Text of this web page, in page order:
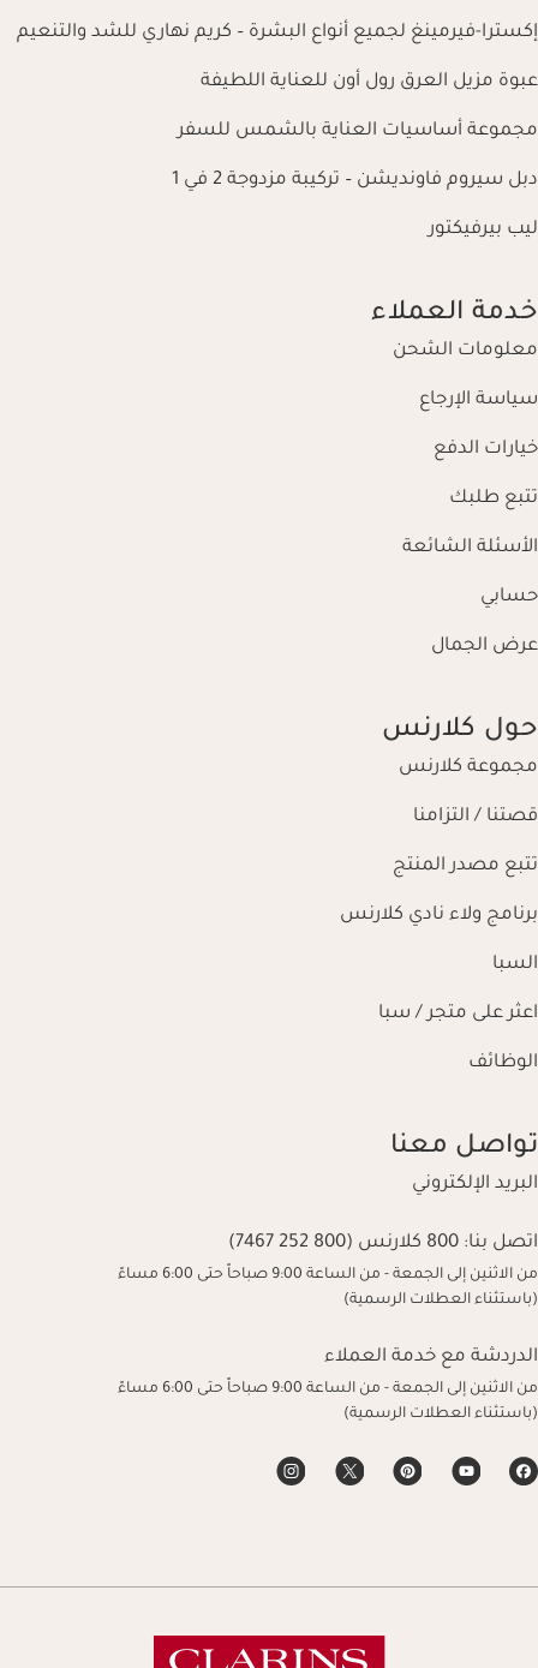
إكسترا-فيرمينغ لجميع أنواع البشرة – كريم نهاري للشد والتنعيم
عبوة مزيل العرق رول أون للعناية اللطيفة
مجموعة أساسيات العناية بالشمس للسفر
دبل سيروم فاونديشن – تركيبة مزدوجة 2 في 1
ليب بيرفيكتور
خدمة العملاء
معلومات الشحن
سياسة الإرجاع
خيارات الدفع
تتبع طلبك
الأسئلة الشائعة
حسابي
عرض الجمال
حول كلارنس
مجموعة كلارنس
قصتنا / التزامنا
تتبع مصدر المنتج
برنامج ولاء نادي كلارنس
السبا
اعثر على متجر / سبا
الوظائف
تواصل معنا
البريد الإلكتروني
اتصل بنا: 800 كلارنس (800 252 7467)
من الاثنين إلى الجمعة - من الساعة 9:00 صباحاً حتى 6:00 مساءً
(باستثناء العطلات الرسمية)
الدردشة مع خدمة العملاء
من الاثنين إلى الجمعة - من الساعة 9:00 صباحاً حتى 6:00 مساءً
(باستثناء العطلات الرسمية)